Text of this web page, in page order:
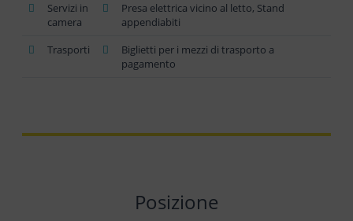
Servizi in
camera
Presa elettrica vicino al letto, Stand
appendiabiti
Trasporti
Biglietti per i mezzi di trasporto a
pagamento
Posizione